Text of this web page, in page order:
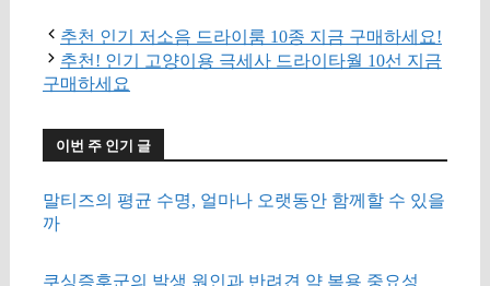
추천 인기 저소음 드라이룸 10종 지금 구매하세요!
추천! 인기 고양이용 극세사 드라이타월 10선 지금
구매하세요
이번 주 인기 글
말티즈의 평균 수명, 얼마나 오랫동안 함께할 수 있을
까
쿠싱증후군의 발생 원인과 반려견 약 복용 중요성